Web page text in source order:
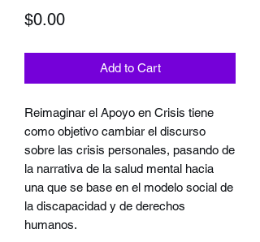
$0.00Price
Add to Cart
Reimaginar el Apoyo en Crisis tiene
como objetivo cambiar el discurso
sobre las crisis personales, pasando de
la narrativa de la salud mental hacia
una que se base en el modelo social de
la discapacidad y de derechos
humanos.